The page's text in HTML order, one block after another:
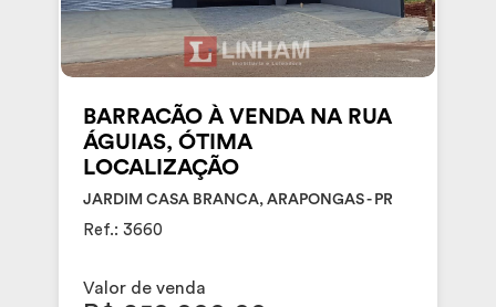
BARRACÃO À VENDA NA RUA
ÁGUIAS, ÓTIMA
LOCALIZAÇÃO
JARDIM CASA BRANCA, ARAPONGAS - PR
Ref.: 3660
Valor de venda